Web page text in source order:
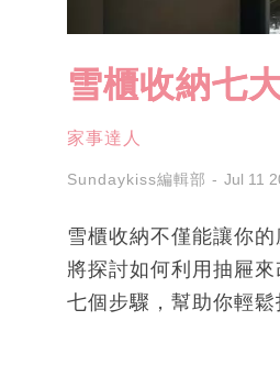
雪櫃收納七
家事達人
Sundaykiss編輯部 Jul 11
雪櫃收納不僅能讓你
將探討如何利用抽屜
七個步驟，幫助你輕